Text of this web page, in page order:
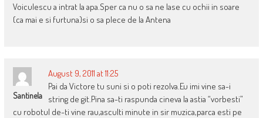
Voiculescu a intrat la apa.Sper ca nu o sa ne lase cu ochii in soare
(ca mai e si furtuna)si o sa plece de la Antena
Santinela
August 9, 2011 at 11:25
Pai da Victore tu suni si o poti rezolva.Eu imi vine sa-i
string de git.Pina sa-ti raspunda cineva la astia “vorbesti”
cu robotul de-ti vine rau,asculti minute in sir muzica,parca esti pe